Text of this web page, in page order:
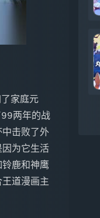
两年的战
击败了外
为它生活
鹿和神鹰
道漫画主